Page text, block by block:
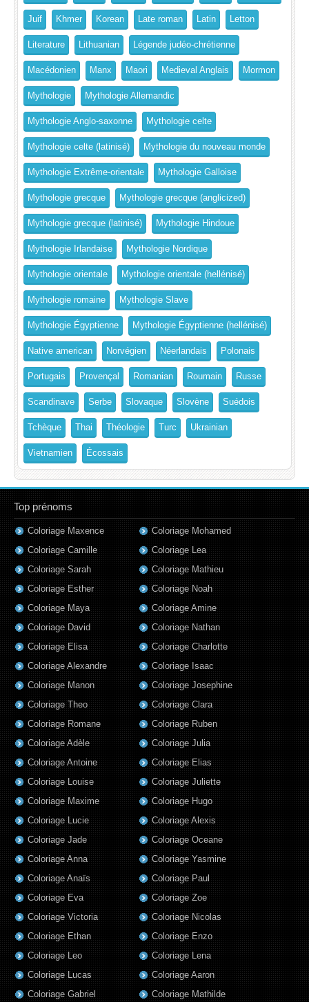
Juif Khmer Korean Late roman Latin Letton
Literature Lithuanian Légende judéo-chrétienne
Macédonien Manx Maori Medieval Anglais Mormon
Mythologie Mythologie Allemandic
Mythologie Anglo-saxonne Mythologie celte
Mythologie celte (latinisé) Mythologie du nouveau monde
Mythologie Extrême-orientale Mythologie Galloise
Mythologie grecque Mythologie grecque (anglicized)
Mythologie grecque (latinisé) Mythologie Hindoue
Mythologie Irlandaise Mythologie Nordique
Mythologie orientale Mythologie orientale (hellénisé)
Mythologie romaine Mythologie Slave
Mythologie Égyptienne Mythologie Égyptienne (hellénisé)
Native american Norvégien Néerlandais Polonais
Portugais Provençal Romanian Roumain Russe
Scandinave Serbe Slovaque Slovène Suédois
Tchèque Thai Théologie Turc Ukrainian
Vietnamien Écossais
Top prénoms
Coloriage Maxence
Coloriage Camille
Coloriage Sarah
Coloriage Esther
Coloriage Maya
Coloriage David
Coloriage Elisa
Coloriage Alexandre
Coloriage Manon
Coloriage Theo
Coloriage Romane
Coloriage Adèle
Coloriage Antoine
Coloriage Louise
Coloriage Maxime
Coloriage Lucie
Coloriage Jade
Coloriage Anna
Coloriage Anaïs
Coloriage Eva
Coloriage Victoria
Coloriage Ethan
Coloriage Leo
Coloriage Lucas
Coloriage Gabriel
Coloriage Mohamed
Coloriage Lea
Coloriage Mathieu
Coloriage Noah
Coloriage Amine
Coloriage Nathan
Coloriage Charlotte
Coloriage Isaac
Coloriage Josephine
Coloriage Clara
Coloriage Ruben
Coloriage Julia
Coloriage Elias
Coloriage Juliette
Coloriage Hugo
Coloriage Alexis
Coloriage Oceane
Coloriage Yasmine
Coloriage Paul
Coloriage Zoe
Coloriage Nicolas
Coloriage Enzo
Coloriage Lena
Coloriage Aaron
Coloriage Mathilde